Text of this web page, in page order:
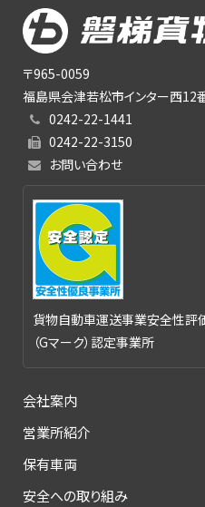
〒965-0059
福島県会津若松市インター西12
0242-22-1441
0242-22-3150
お問い合わせ
貨物自動車運送事業安全性評
（Gマーク）認定事業所
会社案内
営業所紹介
保有車両
安全への取り組み